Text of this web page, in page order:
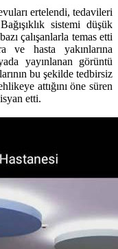
ertelendi, tedavileri
sistemi düşük
çalışanlarla temas etti
hasta yakınlarına
yayınlanan görüntü
bu şekilde tedbirsiz
attığını öne süren
etti.